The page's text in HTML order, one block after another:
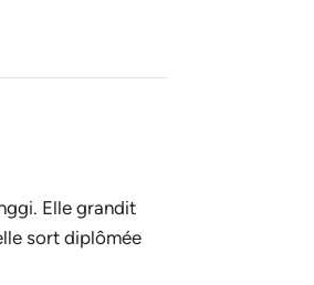
Elle grandit
sort diplômée